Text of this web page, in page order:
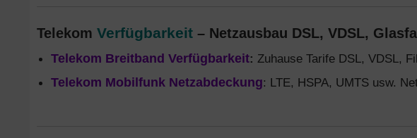
Telekom Verfügbarkeit – Netzausbau DSL, VDSL,
Telekom Breitband Verfügbarkeit: Zuhause Tarife DSL, VDSL,
Telekom Mobilfunk Netzabdeckung: LTE, HSPA, UMTS usw.